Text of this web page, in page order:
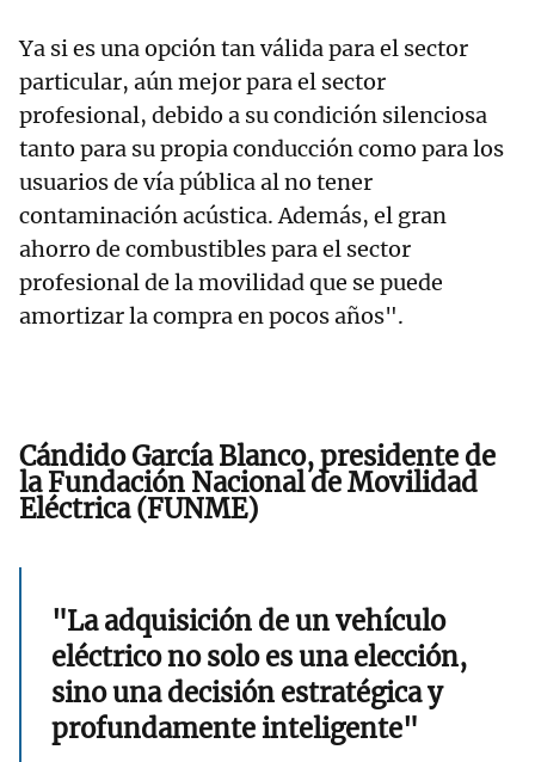
Ya si es una opción tan válida para el sector
particular, aún mejor para el sector
profesional, debido a su condición silenciosa
tanto para su propia conducción como para los
usuarios de vía pública al no tener
contaminación acústica. Además, el gran
ahorro de combustibles para el sector
profesional de la movilidad que se puede
amortizar la compra en pocos años".
Cándido García Blanco, presidente de
la Fundación Nacional de Movilidad
Eléctrica (FUNME)
"La adquisición de un vehículo
eléctrico no solo es una elección,
sino una decisión estratégica y
profundamente inteligente"